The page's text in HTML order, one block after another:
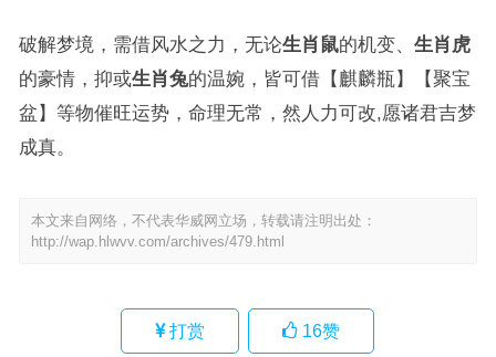
破解梦境，需借风水之力，无论生肖鼠的机变、 生肖虎
的豪情，抑或生肖兔的温婉，皆可借【麒麟瓶】【聚宝
盆】等物催旺运势，命理无常，然人力可改,愿诸君吉梦
成真。
本文来自网络，不代表华威网立场，转载请注明出处：
http://wap.hlwvv.com/archives/479.html
打赏 16赞